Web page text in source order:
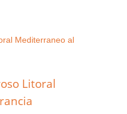
Litoral